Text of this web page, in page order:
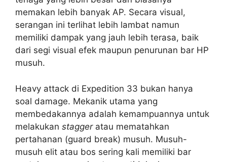
memakan lebih banyak AP. Secara visual,
serangan ini terlihat lebih lambat namun
memiliki dampak yang jauh lebih terasa, baik
dari segi visual efek maupun penurunan bar HP
musuh.
Heavy attack di Expedition 33 bukan hanya
soal damage. Mekanik utama yang
membedakannya adalah kemampuannya untuk
melakukan staggeratau mematahkan
pertahanan (guard break) musuh. Musuh-
musuh elit atau bos sering kali memiliki bar